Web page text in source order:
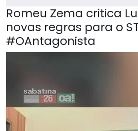
Romeu Zema critica
novas regras para o
#OAntagonista